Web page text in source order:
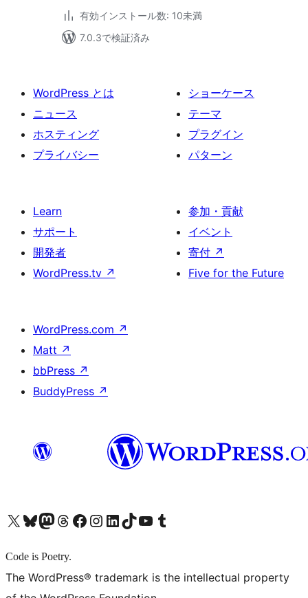
有効インストール数: 10未満
7.0.3で検証済み
WordPress とは
ニュース
ホスティング
プライバシー
ショーケース
テーマ
プラグイン
パターン
Learn
サポート
開発者
WordPress.tv ↗
参加・貢献
イベント
寄付 ↗
Five for the Future
WordPress.com ↗
Matt ↗
bbPress ↗
BuddyPress ↗
X (旧 Twitter) アカウントへBluesky アカウントへMastodon アカウントへThreads アカウントへ Facebook ページへInstagram アカウントへ LinkedIn アカウントへTikTok アカウントへYouTube チャンネルへ Tumblr アカウントへ
Code is Poetry.
The WordPress® trademark is the intellectual property